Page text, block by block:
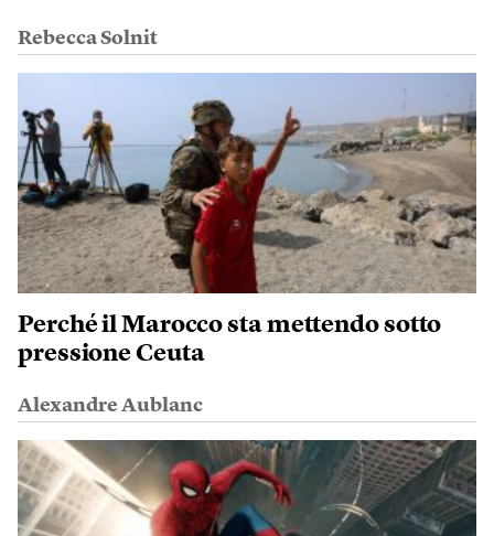
Rebecca Solnit
Perché il Marocco sta mettendo sotto
pressione Ceuta
Alexandre Aublanc